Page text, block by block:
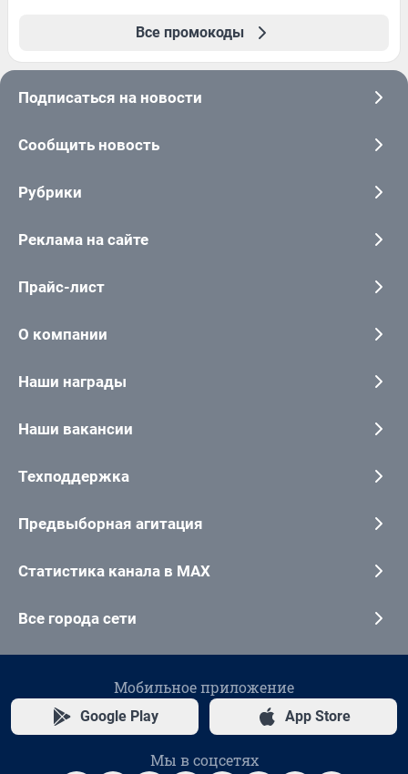
Все промокоды
Подписаться на новости
Сообщить новость
Рубрики
Реклама на сайте
Прайс-лист
О компании
Наши награды
Наши вакансии
Техподдержка
Предвыборная агитация
Статистика канала в MAX
Все города сети
Мобильное приложение
Google Play App Store
Мы в соцсетях